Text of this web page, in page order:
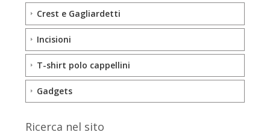
Crest e Gagliardetti
Incisioni
T-shirt polo cappellini
Gadgets
Ricerca nel sito